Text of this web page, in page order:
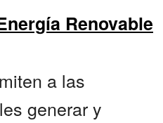
Renovable
a las
generar y